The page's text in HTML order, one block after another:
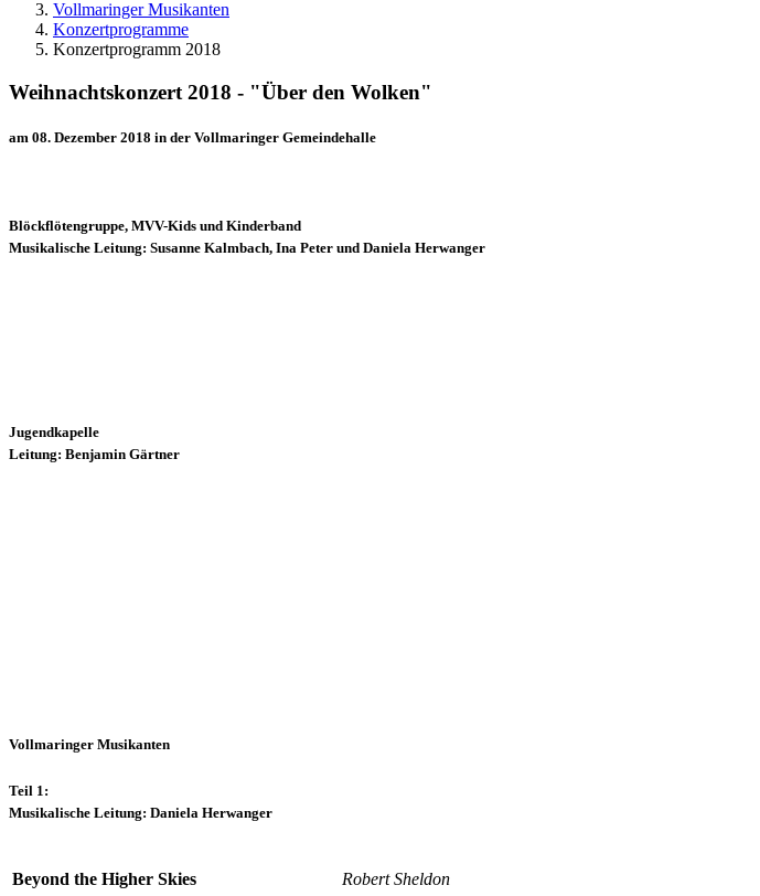
Vollmaringer Musikanten
Konzertprogramme
Konzertprogramm 2018
Weihnachtskonzert 2018 - "Über den Wolken"
am 08. Dezember 2018 in der Vollmaringer Gemeindehalle
Blöckflötengruppe, MVV-Kids und Kinderband
Musikalische Leitung: Susanne Kalmbach, Ina Peter und Daniela Herwanger
Jugendkapelle
Leitung: Benjamin Gärtner
Vollmaringer Musikanten
Teil 1:
Musikalische Leitung: Daniela Herwanger
Beyond the Higher Skies Robert Sheldon